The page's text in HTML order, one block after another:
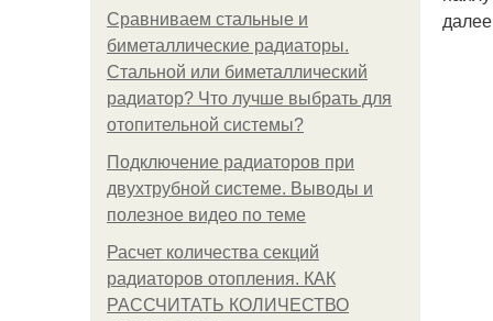
Сравниваем стальные и
биметаллические радиаторы.
Стальной или биметаллический
радиатор? Что лучше выбрать для
отопительной системы?
Подключение радиаторов при
двухтрубной системе. Выводы и
полезное видео по теме
Расчет количества секций
радиаторов отопления. КАК
РАССЧИТАТЬ КОЛИЧЕСТВО